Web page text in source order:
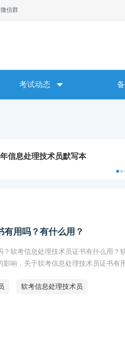
微信群
考试动态
信息处理技术员默写本
用吗？有什么用？
软考信息处理技术员证书有什么用？
响，关于软考信息处理技术员证书有
软考信息处理技术员